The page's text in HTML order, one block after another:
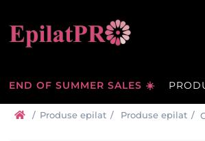
END OF SUMMER SALES ☀️
/ Produse epilat / Produse epilat /